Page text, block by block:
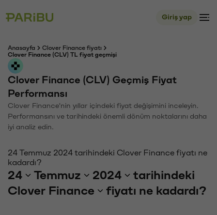
Giriş yap
Anasayfa
Clover Finance fiyatı
Clover Finance (CLV) TL fiyat geçmişi
Clover Finance (CLV) Geçmiş Fiyat
Performansı
Clover Finance'nin yıllar içindeki fiyat değişimini inceleyin.
Performansını ve tarihindeki önemli dönüm noktalarını daha
iyi analiz edin.
24 Temmuz 2024 tarihindeki Clover Finance fiyatı ne
kadardı?
24 Temmuz 2024
tarihindeki
Clover Finance
fiyatı ne kadardı?